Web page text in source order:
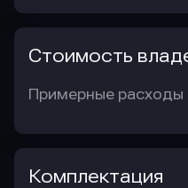
Стоимость
Примерные расходы
Комплектация